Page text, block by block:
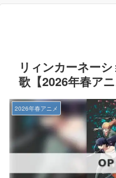
リィンカーネー
歌【2026年春アニ
2026年春アニメ